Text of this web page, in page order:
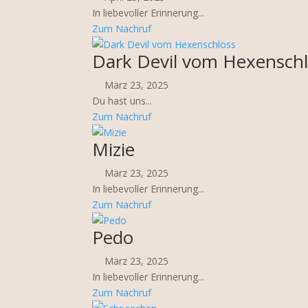
In liebevoller Erinnerung...
Zum Nachruf
Dark Devil vom
März 23, 2025
Du hast uns...
Zum Nachruf
Mizie
März 23, 2025
In liebevoller Erinnerung...
Zum Nachruf
Pedo
März 23, 2025
In liebevoller Erinnerung...
Zum Nachruf